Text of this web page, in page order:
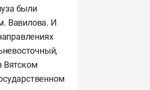
были
Вавилова. И
Вятском